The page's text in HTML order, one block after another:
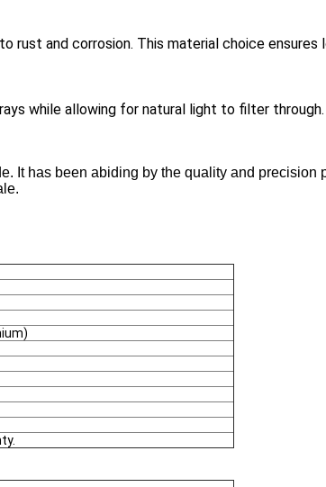
rust and corrosion. This material choice ensures
while allowing for natural light to filter through.
It has been abiding by the quality and precision